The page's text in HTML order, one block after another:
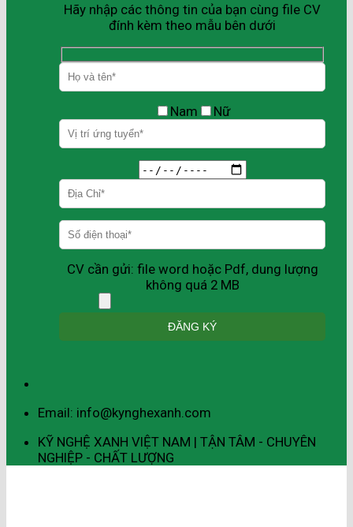
Hãy nhập các thông tin của bạn cùng file CV
đính kèm theo mẫu bên dưới
Nam Nữ
CV cần gửi: file word hoặc Pdf, dung lượng
không quá 2 MB
Email: info@kynghexanh.com
KỸ NGHỆ XANH VIỆT NAM | TẬN TÂM - CHUYÊN
NGHIỆP - CHẤT LƯỢNG